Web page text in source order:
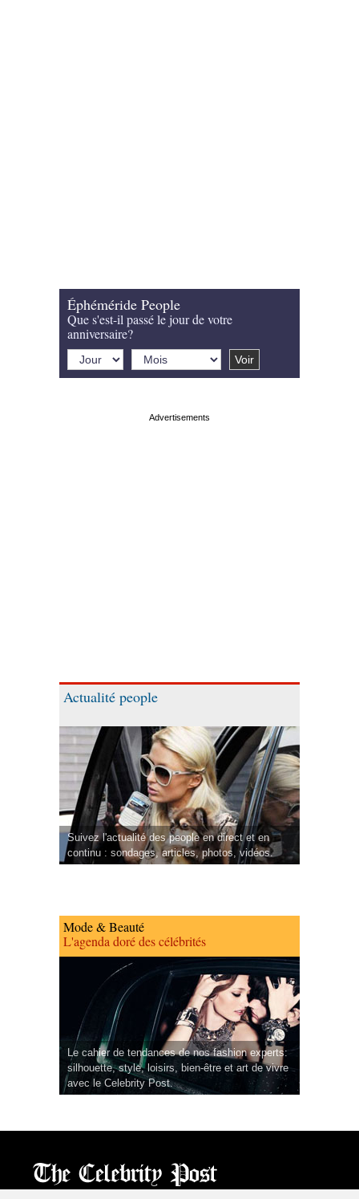
Éphéméride People
Que s'est-il passé le jour de votre
anniversaire?
Actualité people
Suivez l'actualité des people en direct et en
continu : sondages, articles, photos, vidéos.
Mode & Beauté
L'agenda doré des célébrités
Le cahier de tendances de nos fashion experts:
silhouette, style, loisirs, bien-être et art de vivre
avec le Celebrity Post.